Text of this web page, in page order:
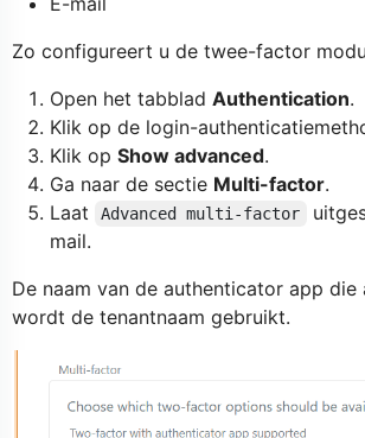
Zo configureert u de twee-factor
Open het tabblad Authentication.
Klik op de login-
Klik op Show advanced.
Ga naar de sectie Multi-factor.
Laat
Advanced multi-factor
mail.
De naam van de authenticator app
wordt de tenantnaam gebruikt.